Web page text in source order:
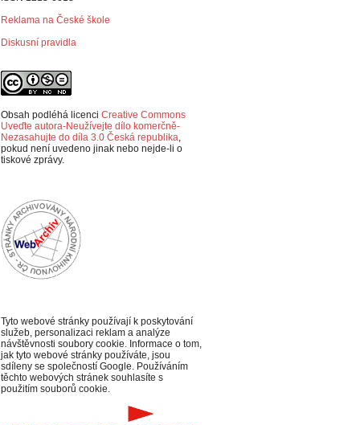
Reklama na České škole
Diskusní pravidla
Obsah podléhá licenci Creative Commons
Uveďte autora-Neužívejte dílo komerčně-
Nezasahujte do díla 3.0 Česká republika,
pokud není uvedeno jinak nebo nejde-li o
tiskové zprávy.
Tyto webové stránky používají k poskytování
služeb, personalizaci reklam a analýze
návštěvnosti soubory cookie. Informace o tom,
jak tyto webové stránky používáte, jsou
sdíleny se společností Google. Používáním
těchto webových stránek souhlasíte s
použitím souborů cookie.